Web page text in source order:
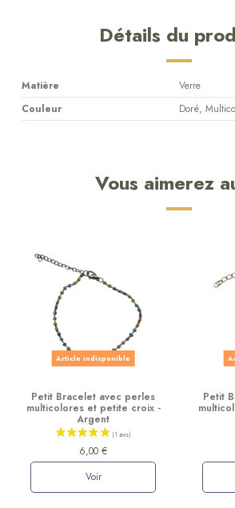
Détails du
Matière
Verre
Couleur
Doré,
Vous aimerez
Article indisponible
Petit Bracelet avec perles
multicolores et petite croix -
Argent
6,00 €
Voir
Petit